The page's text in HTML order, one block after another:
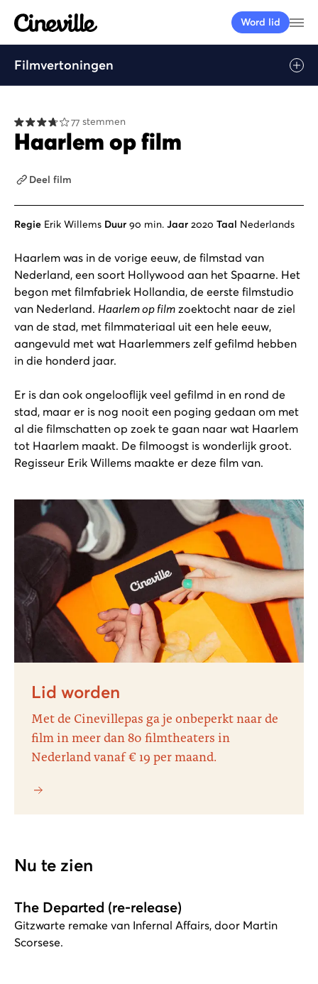
Cineville Logo
Word lid
Filmvertoningen
77 stemmen
Haarlem op film
Deel film
Regie Erik Willems Duur 90 min. Jaar 2020 Taal Nederlands
Haarlem was in de vorige eeuw, de filmstad van
Nederland, een soort Hollywood aan het Spaarne. Het
begon met filmfabriek Hollandia, de eerste filmstudio
van Nederland. Haarlem op film zoektocht naar de ziel
van de stad, met filmmateriaal uit een hele eeuw,
aangevuld met wat Haarlemmers zelf gefilmd hebben
in die honderd jaar.
Er is dan ook ongelooflijk veel gefilmd in en rond de
stad, maar er is nog nooit een poging gedaan om met
al die filmschatten op zoek te gaan naar wat Haarlem
tot Haarlem maakt. De filmoogst is wonderlijk groot.
Regisseur Erik Willems maakte er deze film van.
Lid worden
Met de Cinevillepas ga je onbeperkt naar de
film in meer dan 80 filmtheaters in
Nederland vanaf € 19 per maand.
Nu te zien
The Departed (re-release)
Gitzwarte remake van Infernal Affairs, door Martin
Scorsese.